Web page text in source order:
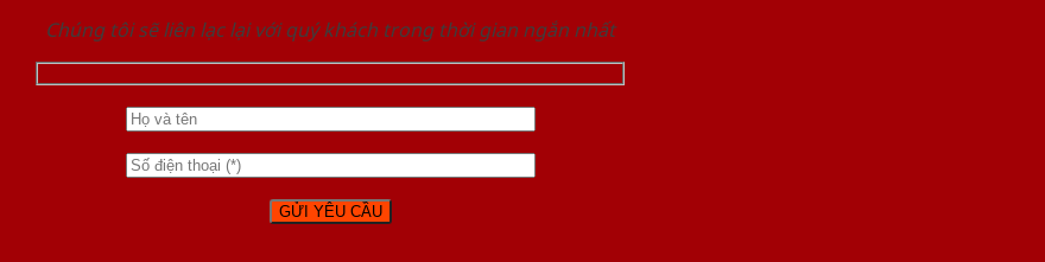
Chúng tôi sẽ liên lạc lại với quý khách trong thời gian ngắn nhất